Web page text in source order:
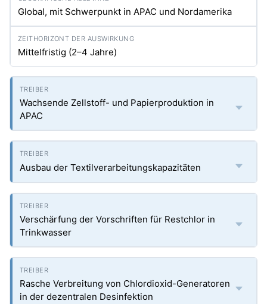
Global, mit Schwerpunkt in APAC und Nordamerika
Mittelfristig (2–4 Jahre)
Wachsende Zellstoff- und Papierproduktion in
APAC
Ausbau der Textilverarbeitungskapazitäten
Verschärfung der Vorschriften für Restchlor in
Trinkwasser
Rasche Verbreitung von Chlordioxid-Generatoren
in der dezentralen Desinfektion